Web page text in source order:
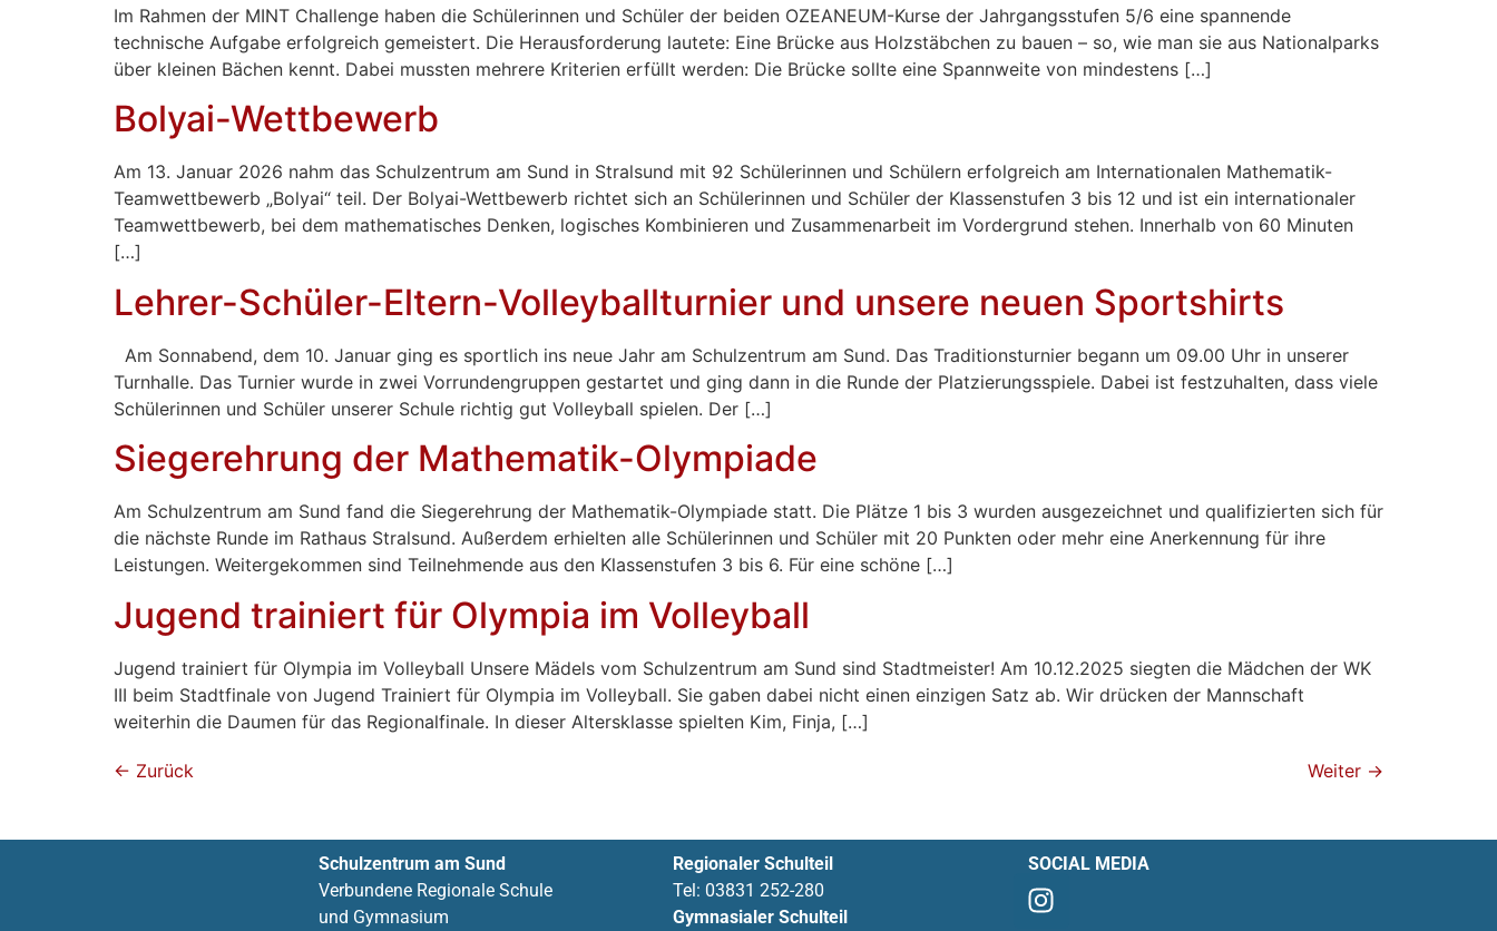
Im Rahmen der MINT Challenge haben die Schülerinnen und Schüler der beiden OZEANEUM-Kurse der Jahrgangsstufen 5/6 eine spannende
technische Aufgabe erfolgreich gemeistert. Die Herausforderung lautete: Eine Brücke aus Holzstäbchen zu bauen – so, wie man sie aus Nationalparks
über kleinen Bächen kennt. Dabei mussten mehrere Kriterien erfüllt werden: Die Brücke sollte eine Spannweite von mindestens […]
Bolyai-Wettbewerb
Am 13. Januar 2026 nahm das Schulzentrum am Sund in Stralsund mit 92 Schülerinnen und Schülern erfolgreich am Internationalen Mathematik-
Teamwettbewerb „Bolyai“ teil. Der Bolyai-Wettbewerb richtet sich an Schülerinnen und Schüler der Klassenstufen 3 bis 12 und ist ein internationaler
Teamwettbewerb, bei dem mathematisches Denken, logisches Kombinieren und Zusammenarbeit im Vordergrund stehen. Innerhalb von 60 Minuten
[…]
Lehrer-Schüler-Eltern-Volleyballturnier und unsere neuen Sportshirts
Am Sonnabend, dem 10. Januar ging es sportlich ins neue Jahr am Schulzentrum am Sund. Das Traditionsturnier begann um 09.00 Uhr in unserer
Turnhalle. Das Turnier wurde in zwei Vorrundengruppen gestartet und ging dann in die Runde der Platzierungsspiele. Dabei ist festzuhalten, dass viele
Schülerinnen und Schüler unserer Schule richtig gut Volleyball spielen. Der […]
Siegerehrung der Mathematik-Olympiade
Am Schulzentrum am Sund fand die Siegerehrung der Mathematik-Olympiade statt. Die Plätze 1 bis 3 wurden ausgezeichnet und qualifizierten sich für
die nächste Runde im Rathaus Stralsund. Außerdem erhielten alle Schülerinnen und Schüler mit 20 Punkten oder mehr eine Anerkennung für ihre
Leistungen. Weitergekommen sind Teilnehmende aus den Klassenstufen 3 bis 6. Für eine schöne […]
Jugend trainiert für Olympia im Volleyball
Jugend trainiert für Olympia im Volleyball Unsere Mädels vom Schulzentrum am Sund sind Stadtmeister! Am 10.12.2025 siegten die Mädchen der WK
III beim Stadtfinale von Jugend Trainiert für Olympia im Volleyball. Sie gaben dabei nicht einen einzigen Satz ab. Wir drücken der Mannschaft
weiterhin die Daumen für das Regionalfinale. In dieser Altersklasse spielten Kim, Finja, […]
← Zurück Weiter →
Schulzentrum am Sund
Verbundene Regionale Schule
und Gymnasium
Regionaler Schulteil
Tel: 03831 252-280
Gymnasialer Schulteil
SOCIAL MEDIA